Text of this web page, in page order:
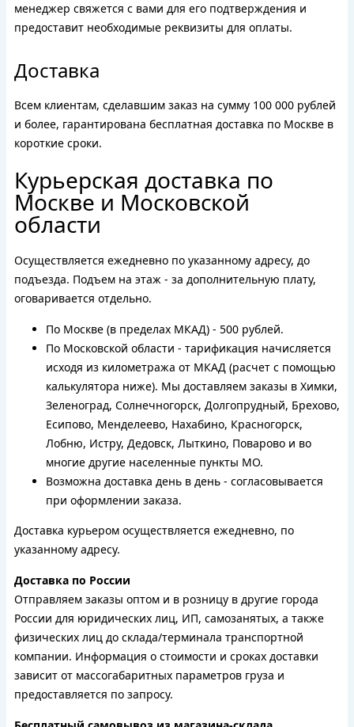
менеджер свяжется с вами для его подтверждения и
предоставит необходимые реквизиты для оплаты.
Доставка
Всем клиентам, сделавшим заказ на сумму 100 000 рублей
и более, гарантирована бесплатная доставка по Москве в
короткие сроки.
Курьерская доставка по
Москве и Московской
области
Осуществляется ежедневно по указанному адресу, до
подъезда. Подъем на этаж - за дополнительную плату,
оговаривается отдельно.
По Москве (в пределах МКАД) - 500 рублей.
По Московской области - тарификация начисляется
исходя из километража от МКАД (расчет с помощью
калькулятора ниже). Мы доставляем заказы в Химки,
Зеленоград, Солнечногорск, Долгопрудный, Брехово,
Есипово, Менделеево, Нахабино, Красногорск,
Лобню, Истру, Дедовск, Лыткино, Поварово и во
многие другие населенные пункты МО.
Возможна доставка день в день - согласовывается
при оформлении заказа.
Доставка курьером осуществляется ежедневно, по
указанному адресу.
Доставка по России
Отправляем заказы оптом и в розницу в другие города
России для юридических лиц, ИП, самозанятых, а также
физических лиц до склада/терминала транспортной
компании. Информация о стоимости и сроках доставки
зависит от массогабаритных параметров груза и
предоставляется по запросу.